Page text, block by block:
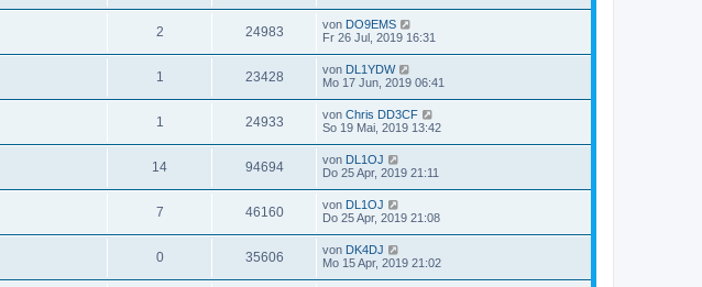
2 24983 von DO9EMS
Fr 26 Jul, 2019 16:31
1 23428 von DL1YDW
Mo 17 Jun, 2019 06:41
1 24933 von Chris DD3CF
So 19 Mai, 2019 13:42
14 94694 von DL1OJ
Do 25 Apr, 2019 21:11
7 46160 von DL1OJ
Do 25 Apr, 2019 21:08
0 35606 von DK4DJ
Mo 15 Apr, 2019 21:02